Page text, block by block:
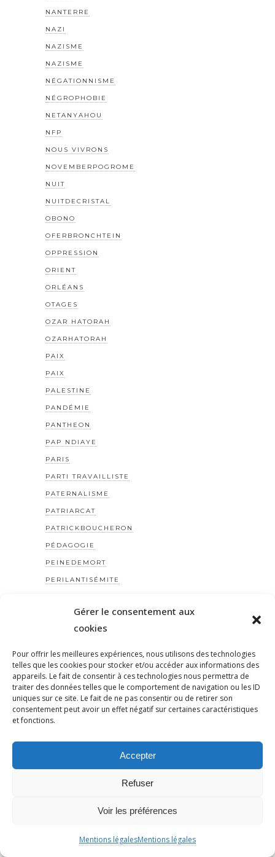
Gérer le consentement aux
cookies
Pour offrir les meilleures expériences, nous utilisons des technologies
telles que les cookies pour stocker et/ou accéder aux informations des
appareils. Le fait de consentir à ces technologies nous permettra de
traiter des données telles que le comportement de navigation ou les ID
uniques sur ce site. Le fait de ne pas consentir ou de retirer son
consentement peut avoir un effet négatif sur certaines caractéristiques
et fonctions.
Accepter
Refuser
Voir les préférences
Mentions légalesMentions légales
NANTERRE
NAZI
NAZISME
NAZISME
NÉGATIONNISME
NÉGROPHOBIE
NETANYAHOU
NFP
NOUS VIVRONS
NOVEMBERPOGROME
NUIT
NUITDECRISTAL
OBONO
OFERBRONCHTEIN
OPPRESSION
ORIENT
ORLÉANS
OTAGES
OZAR HATORAH
OZARHATORAH
PAIX
PAIX
PALESTINE
PANDÉMIE
PANTHEON
PAP NDIAYE
PARIS
PARTI TRAVAILLISTE
PATERNALISME
PATRIARCAT
PATRICKBOUCHERON
PÉDAGOGIE
PEINEDEMORT
PERILANTISÉMITE
PETAIN
PÉTITION
PEUPLE JUIF
PEUPLE PALESTINIEN
PHILIP SPENCER
PHILIPPE MARLIÈRE
POLICE